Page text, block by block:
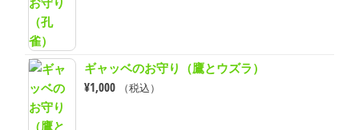
ギャッベのお守り（鷹とウズラ）
¥1,000 （税込）